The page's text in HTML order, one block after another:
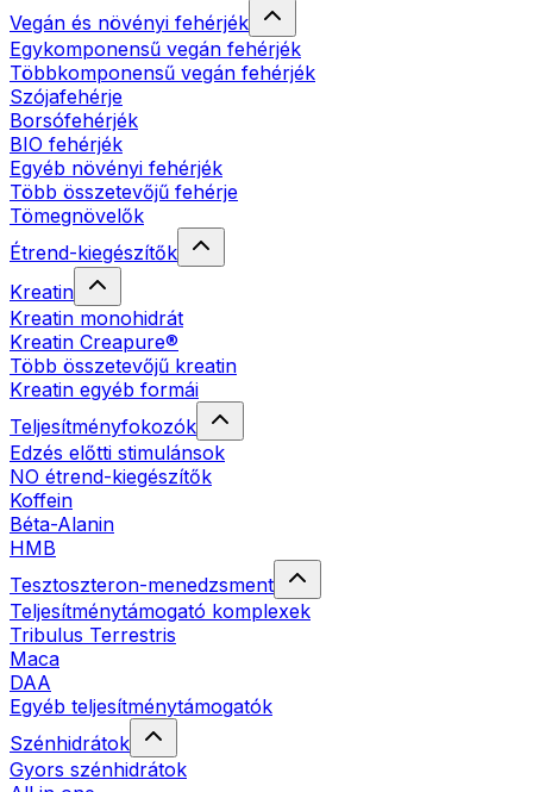
Vegán és növényi fehérjék
Egykomponensű vegán fehérjék
Többkomponensű vegán fehérjék
Szójafehérje
Borsófehérjék
BIO fehérjék
Egyéb növényi fehérjék
Több összetevőjű fehérje
Tömegnövelők
Étrend-kiegészítők
Kreatin
Kreatin monohidrát
Kreatin Creapure®
Több összetevőjű kreatin
Kreatin egyéb formái
Teljesítményfokozók
Edzés előtti stimulánsok
NO étrend-kiegészítők
Koffein
Béta-Alanin
HMB
Tesztoszteron-menedzsment
Teljesítménytámogató komplexek
Tribulus Terrestris
Maca
DAA
Egyéb teljesítménytámogatók
Szénhidrátok
Gyors szénhidrátok